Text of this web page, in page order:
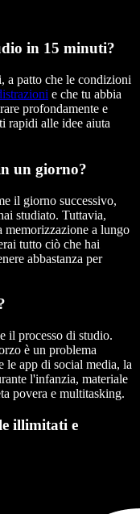
in 15 minuti?
a patto che le condizioni
e che tu abbia
profondamente e
rapidi alle idee aiuta
un giorno?
il giorno successivo,
studiato. Tuttavia,
memorizzazione a lungo
tutto ciò che hai
abbastanza per
il processo di studio.
è un problema
le app di social media, la
l'infanzia, materiale
povera e multitasking.
illimitati e